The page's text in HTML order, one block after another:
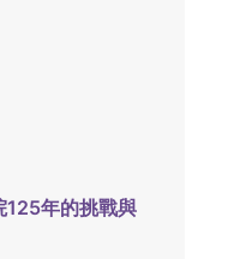
125年的挑戰與